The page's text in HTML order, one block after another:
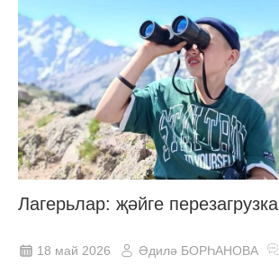
Лагерьлар: җәйге перезагрузка
18 май 2026 Әдилә БОРҺАНОВА